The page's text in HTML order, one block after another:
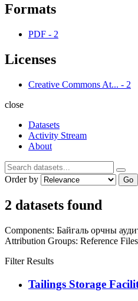
Formats
PDF - 2
Licenses
Creative Commons At... - 2
close
Datasets
Activity Stream
About
Order by Go
2 datasets found
Components: Байгаль орчны
Attribution Groups: Reference Files
Filter Results
Tailings Storage